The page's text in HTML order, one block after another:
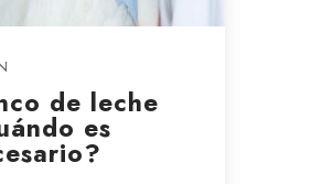
de leche
es